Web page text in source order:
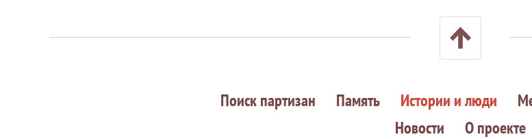
Поиск партизан Память Истории и люди
Новости
О проекте